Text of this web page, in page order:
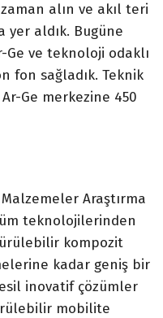
alın ve akıl teri
yer aldık. Bugüne
Ge ve teknoloji odaklı
fon sağladık. Teknik
Ge merkezine 450
Araştırma
teknolojilerinden
kompozit
kadar geniş bir
inovatif çözümler
mobilite